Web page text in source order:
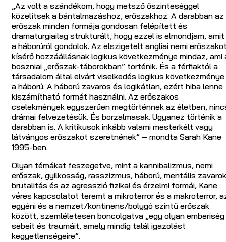
„Az volt a szándékom, hogy metsző őszinteséggel
közelítsek a bántalmazáshoz, erőszakhoz. A darabban az
erőszak minden formája gondosan felépített és
dramaturgiailag strukturált, hogy ezzel is elmondjam, amit
a háborúról gondolok. Az elszigetelt angliai nemi
kísérő hozzáállásnak logikus következménye mindaz, ami
boszniai „erőszak-táborokban” történik. És a férfiaktól a
társadalom által elvárt viselkedés logikus következménye
a háború. A háború zavaros és logikátlan, ezért hiba lenne
kiszámítható formát használni. Az erőszakos
cselekmények egyszerűen megtörténnek az életben,
drámai felvezetésük. És borzalmasak. Ugyanez történik a
darabban is. A kritikusok inkább valami mesterkélt vagy
látványos erőszakot szeretnének” – mondta Sarah Kane
1995-ben.
Olyan témákat feszegetve, mint a kannibalizmus, nemi
erőszak, gyilkosság, rasszizmus, háború, mentális
brutalitás és az agresszió fizikai és érzelmi formái, Kane
véres kapcsolatot teremt a mikroterror és a makroterror,
egyéni és a nemzet/kontinens/bolygó szintű erőszak
között, szemléletesen boncolgatva „egy olyan emberiség
sebeit és traumáit, amely mindig talál igazolást
kegyetlenségeire”.